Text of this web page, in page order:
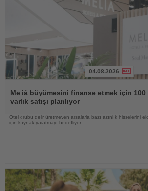
Oku
04.08.2026
Meliá büyümesini finanse etmek için
varlık satışı planlıyor
Otel grubu gelir üretmeyen arsalarla bazı azınlık hisselerini
için kaynak yaratmayı hedefliyor